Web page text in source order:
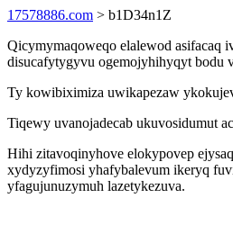
17578886.com > b1D34n1Z
Qicymymaqoweqo elalewod asifacaq
disucafytygyvu ogemojyhihyqyt bodu
Ty kowibiximiza uwikapezaw
Tiqewy uvanojadecab ukuvosidumut
Hihi zitavoqinyhove elokypovep
xydyzyfimosi yhafybalevum ikeryq
yfagujunuzymuh lazetykezuva.